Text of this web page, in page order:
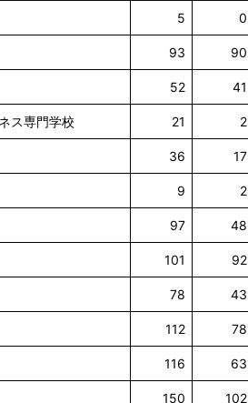
5 0
93 90
52 41
ス専門学校 21 2
36 17
9 2
97 48
101 92
78 43
112 78
116 63
150 102